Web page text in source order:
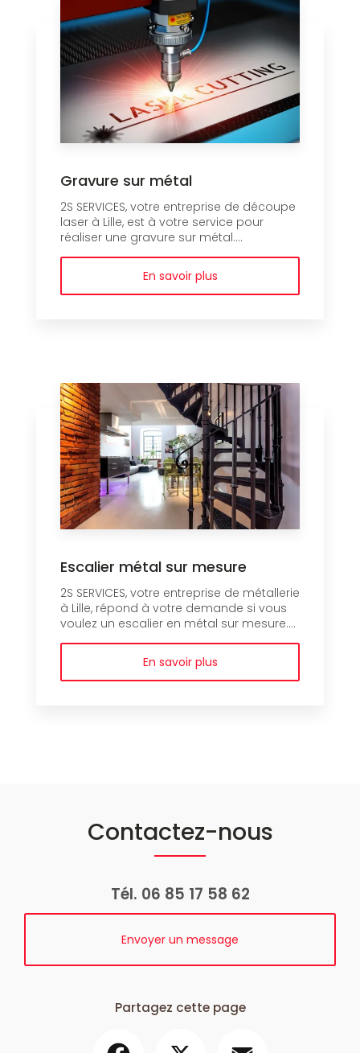
Gravure sur métal
2S SERVICES, votre entreprise de découpe
laser à Lille, est à votre service pour
réaliser une gravure sur métal....
En savoir plus
Escalier métal sur mesure
2S SERVICES, votre entreprise de métallerie
à Lille, répond à votre demande si vous
voulez un escalier en métal sur mesure....
En savoir plus
Contactez-nous
Tél. 06 85 17 58 62
Envoyer un message
Partagez cette page